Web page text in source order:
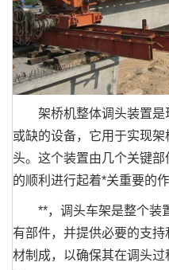
架桥机整体调头装置是
或缺的设备，它用于实现
头。这个装置由几个关键
的顺利进行起着*关重要的作
**，调头车架是整个装
有部件，并提供必要的支
材制成，以确保其在调头